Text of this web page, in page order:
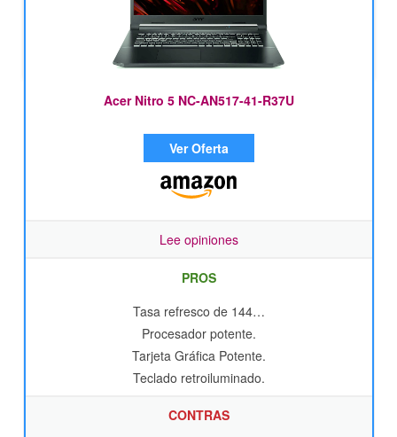
Acer Nitro 5 NC-AN517-41-R37U
Ver Oferta
Lee opiniones
PROS
Tasa refresco de 144…
Procesador potente.
Tarjeta Gráfica Potente.
Teclado retroiluminado.
CONTRAS